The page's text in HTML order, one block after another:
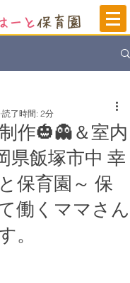
作🎃👻＆室内
県飯塚市中 幸
保育園～ 保
働くママさん
。
読了時間: 2分